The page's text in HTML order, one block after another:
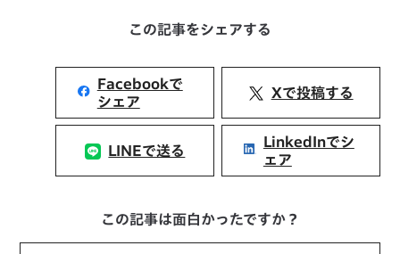
この記事をシェアする
Facebookで
シェア
Xで投稿する
LINEで送る
LinkedInでシ
ェア
この記事は面白かったですか？